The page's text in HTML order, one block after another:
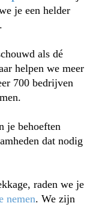
je een helder
als dé
helpen we meer
700 bedrijven
je behoeften
dat nodig
raden we je
nemen. We zijn